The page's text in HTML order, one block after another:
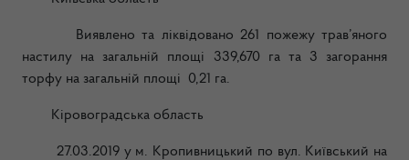
Виявлено та ліквідовано 261 пожежу трав’яного
настилу на загальній площі 339,670 га та 3 загорання
торфу на загальній площі 0,21 га.
Кіровоградська область
27.03.2019 у м. Кропивницький по вул. Київський на